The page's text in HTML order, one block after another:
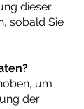
dieser
sobald Sie
um
der